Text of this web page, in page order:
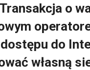
Transakcja o
do
własną